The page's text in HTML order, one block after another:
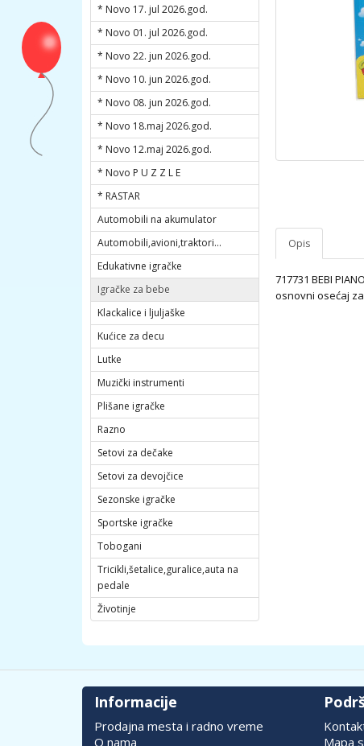
* Novo 17. jul 2026.god.
* Novo 01. jul 2026.god.
* Novo 22. jun 2026.god.
* Novo 10. jun 2026.god.
* Novo 08. jun 2026.god.
* Novo 18.maj 2026.god.
* Novo 12.maj 2026.god.
* Novo P U Z Z L E
* RASTAR
Automobili na akumulator
Automobili,avioni,traktori...
Edukativne igračke
Igračke za bebe
Klackalice i ljuljaške
Kućice za decu
Lutke
Muzički instrumenti
Plišane igračke
Razno
Setovi za dečake
Setovi za devojčice
Sezonske igračke
Sportske igračke
Tobogani
Tricikli,šetalice,guralice,auta na
pedale
Životinje
Opis
717731 BEBI
osnovni osećaj
Informacije
Prodajna mesta i radno vreme
O nama
Mapa